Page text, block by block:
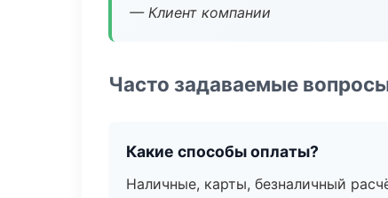
— Клиент компании
Часто задаваемые
Какие способы оплаты?
Наличные, карты, безналичный